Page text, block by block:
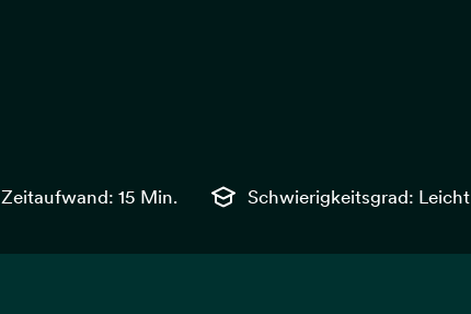
Zeitaufwand: 15 Min. Schwierigkeitsgrad: Leicht